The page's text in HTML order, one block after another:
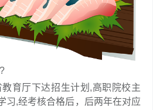
育厅下达招生计划,高职院校主
习,经考核合格后，后两年在对应